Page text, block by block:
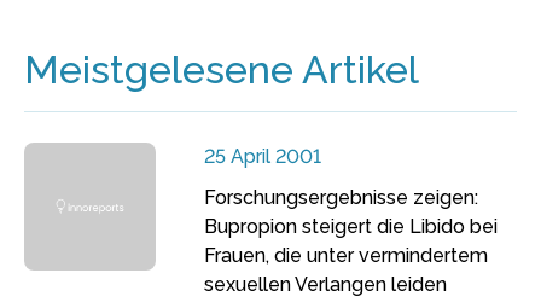
Meistgelesene Artikel
25 April 2001
Forschungsergebnisse zeigen:
Bupropion steigert die Libido bei
Frauen, die unter vermindertem
sexuellen Verlangen leiden